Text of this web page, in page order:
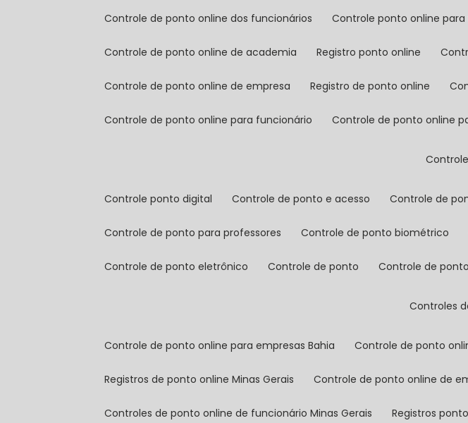
controle de ponto online dos funcionários controle ponto online
controle de ponto online de academia registro ponto online
controle de ponto online de empresa registro de ponto online
controle de ponto online para funcionário controle de ponto online
controle ponto digital controle de ponto e acesso controle de
controle de ponto para professores controle de ponto biométrico
controle de ponto eletrônico controle de ponto controle de
controles
controle de ponto online para empresas Bahia controle de ponto
registros de ponto online Minas Gerais controle de ponto online de
controles de ponto online de funcionário Minas Gerais registros